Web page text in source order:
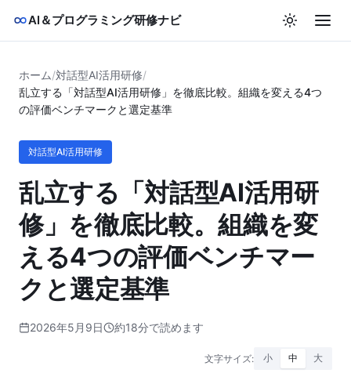
AI＆プログラミング研修ナビ
ホーム/対話型AI活用研修/
乱立する「対話型AI活用研修」を徹底比較。組織を変える4つ
の評価ベンチマークと選定基準
対話型AI活用研修
乱立する「対話型AI活用研
修」を徹底比較。組織を変
える4つの評価ベンチマー
クと選定基準
2026年5月9日 約18分で読めます
文字サイズ: 小 中 大